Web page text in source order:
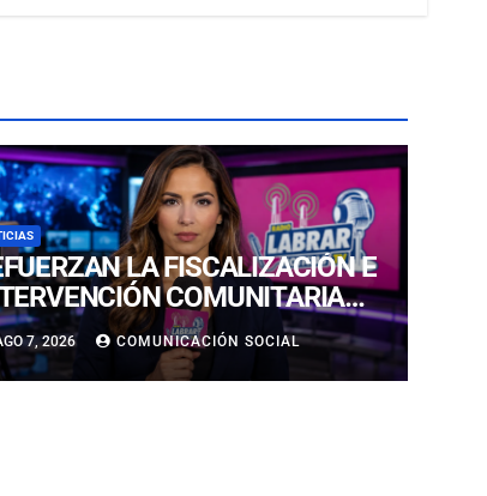
LA FISCALIZACIÓN E
COMUNITARIA
OPERATIVO CONJUNTO EN
7, 2026 COMUNICACIÓN SOCIAL